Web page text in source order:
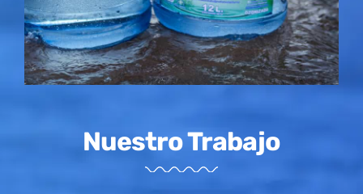
Nuestro Trabajo